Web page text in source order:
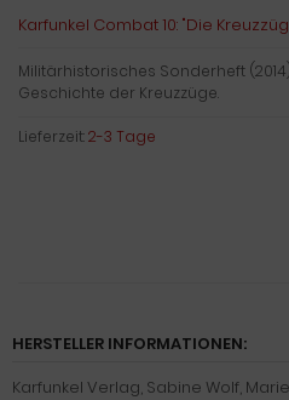
Karfunkel Combat 10: "Die
Militärhistorisches Sonderheft
Geschichte der Kreuzzüge.
Lieferzeit:2-3 Tage
HERSTELLER INFORMATIONEN:
Karfunkel Verlag, Sabine Wolf,